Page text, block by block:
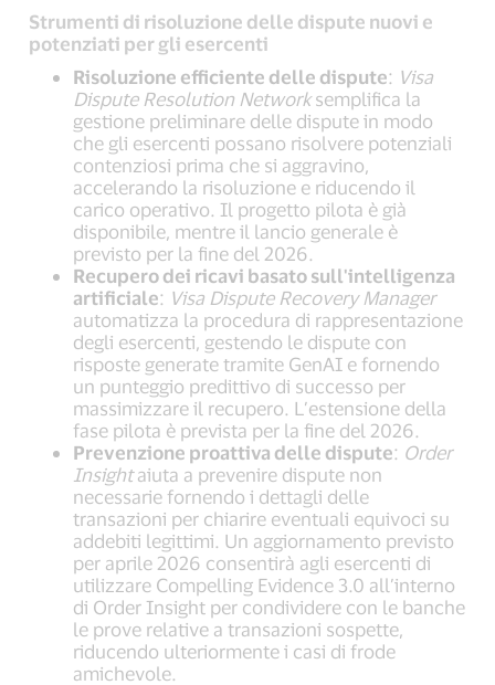
Strumenti di risoluzione delle dispute nuovi e
potenziati per gli esercenti
Risoluzione efficiente delle dispute: Visa
Dispute Resolution Networksemplifica la
gestione preliminare delle dispute in modo
che gli esercenti possano risolvere potenziali
contenziosi prima che si aggravino,
accelerando la risoluzione e riducendo il
carico operativo. Il progetto pilota è già
disponibile, mentre il lancio generale è
previsto per la fine del 2026.
Recupero dei ricavi basato sull'intelligenza
artificiale: Visa Dispute Recovery Manager
automatizza la procedura di rappresentazione
degli esercenti, gestendo le dispute con
risposte generate tramite GenAI e fornendo
un punteggio predittivo di successo per
massimizzare il recupero. L’estensione della
fase pilota è prevista per la fine del 2026.
Prevenzione proattiva delle dispute: Order
Insightaiuta a prevenire dispute non
necessarie fornendo i dettagli delle
transazioni per chiarire eventuali equivoci su
addebiti legittimi. Un aggiornamento previsto
per aprile 2026 consentirà agli esercenti di
utilizzare Compelling Evidence 3.0 all’interno
di Order Insight per condividere con le banche
le prove relative a transazioni sospette,
riducendo ulteriormente i casi di frode
amichevole.